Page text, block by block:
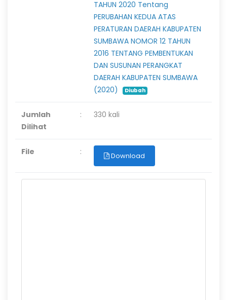
TAHUN 2020 Tentang
PERUBAHAN KEDUA ATAS
PERATURAN DAERAH KABUPATEN
SUMBAWA NOMOR 12 TAHUN
2016 TENTANG PEMBENTUKAN
DAN SUSUNAN PERANGKAT
DAERAH KABUPATEN SUMBAWA
(2020)
Diubah
Jumlah
Dilihat
: 330 kali
File : Download